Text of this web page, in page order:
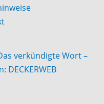
verkündigte Wort –
DECKERWEB